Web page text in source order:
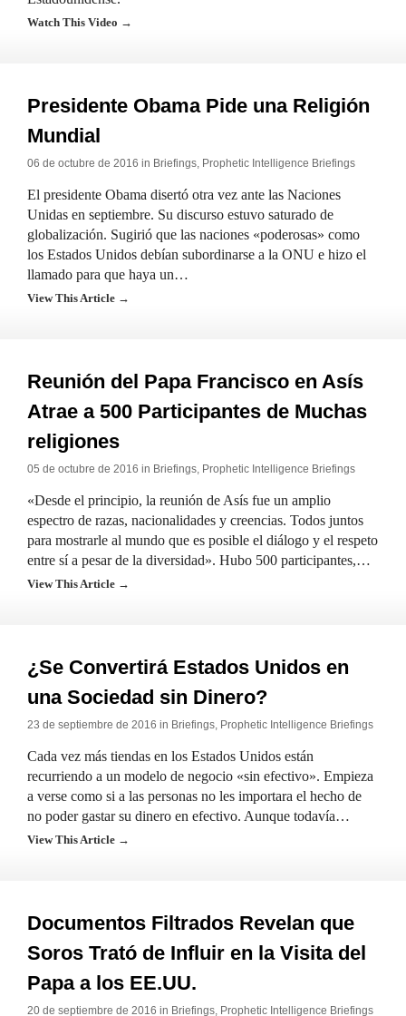
Watch This Video →
Presidente Obama Pide una Religión
Mundial
06 de octubre de 2016 in Briefings, Prophetic Intelligence Briefings
El presidente Obama disertó otra vez ante las Naciones
Unidas en septiembre. Su discurso estuvo saturado de
globalización. Sugirió que las naciones «poderosas» como
los Estados Unidos debían subordinarse a la ONU e hizo el
llamado para que haya un…
View This Article →
Reunión del Papa Francisco en Asís
Atrae a 500 Participantes de Muchas
religiones
05 de octubre de 2016 in Briefings, Prophetic Intelligence Briefings
«Desde el principio, la reunión de Asís fue un amplio
espectro de razas, nacionalidades y creencias. Todos juntos
para mostrarle al mundo que es posible el diálogo y el respeto
entre sí a pesar de la diversidad». Hubo 500 participantes,…
View This Article →
¿Se Convertirá Estados Unidos en
una Sociedad sin Dinero?
23 de septiembre de 2016 in Briefings, Prophetic Intelligence Briefings
Cada vez más tiendas en los Estados Unidos están
recurriendo a un modelo de negocio «sin efectivo». Empieza
a verse como si a las personas no les importara el hecho de
no poder gastar su dinero en efectivo. Aunque todavía…
View This Article →
Documentos Filtrados Revelan que
Soros Trató de Influir en la Visita del
Papa a los EE.UU.
20 de septiembre de 2016 in Briefings, Prophetic Intelligence Briefings